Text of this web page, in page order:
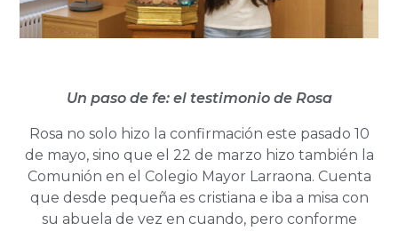
Un paso de fe: el testimonio de Rosa
Rosa no solo hizo la confirmación este pasado 10
de mayo, sino que el 22 de marzo hizo también la
Comunión en el Colegio Mayor Larraona. Cuenta
que desde pequeña es cristiana e iba a misa con
su abuela de vez en cuando, pero conforme